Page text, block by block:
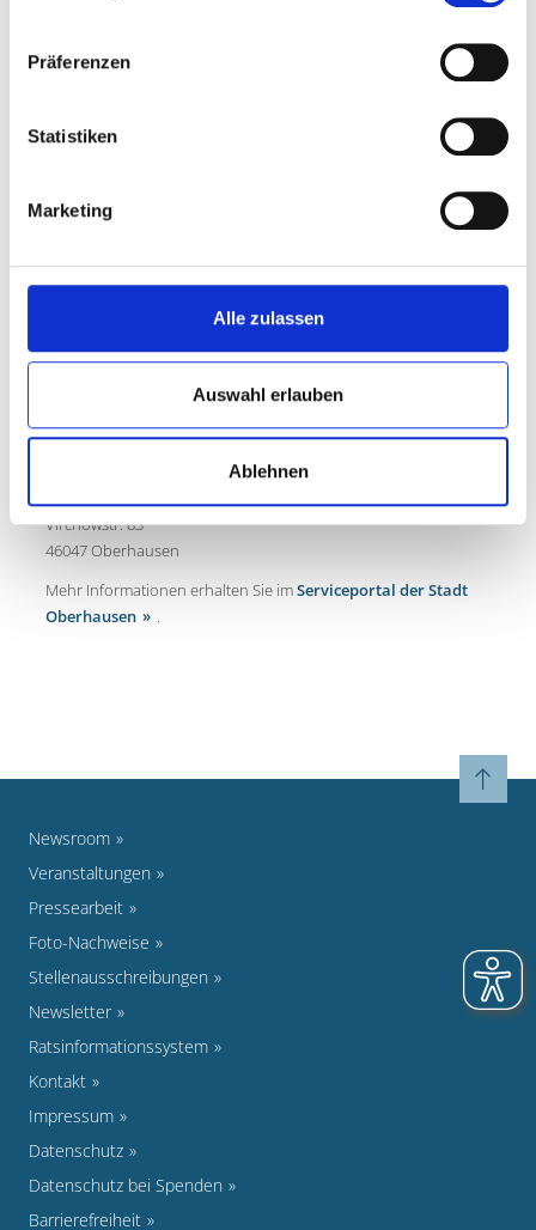
Präferenzen
Statistiken
Marketing
Alle zulassen
Auswahl erlauben
Ablehnen
Für Kinder ab 12 Jahren ist zusätzlich zu beachten, dass sie
der alleinerziehende Elternteil bei
600 EUR brutto (ohne Kindergeld)
KONTAKT
Virchowstr. 83
46047 Oberhausen
Mehr Informationen erhalten Sie imServiceportal der Stadt
Oberhausen
.
Newsroom
Veranstaltungen
Pressearbeit
Foto-Nachweise
Stellenausschreibungen
Newsletter
Ratsinformationssystem
Kontakt
Impressum
Datenschutz
Datenschutz bei Spenden
Barrierefreiheit